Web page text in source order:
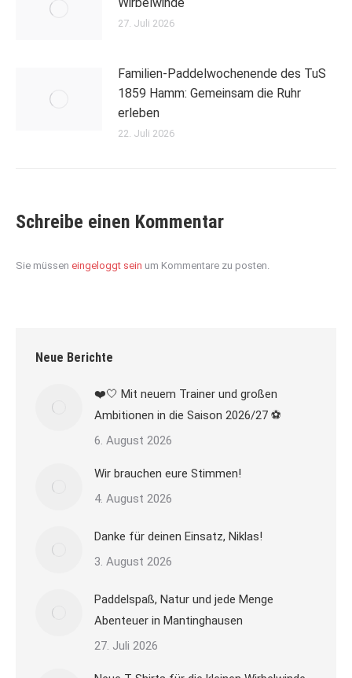
27. Juli 2026
Familien-Paddelwochenende des TuS
1859 Hamm: Gemeinsam die Ruhr
erleben
22. Juli 2026
Schreibe einen Kommentar
Sie müssen eingeloggt sein um Kommentare zu posten.
Neue Berichte
❤️🤍 Mit neuem Trainer und großen
Ambitionen in die Saison 2026/27 ⚽
6. August 2026
Wir brauchen eure Stimmen!
4. August 2026
Danke für deinen Einsatz, Niklas!
3. August 2026
Paddelspaß, Natur und jede Menge
Abenteuer in Mantinghausen
27. Juli 2026